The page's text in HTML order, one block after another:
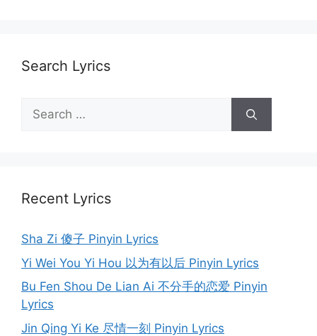
Search Lyrics
Search
for:
Recent Lyrics
Sha Zi 傻子 Pinyin Lyrics
Yi Wei You Yi Hou 以为有以后 Pinyin Lyrics
Bu Fen Shou De Lian Ai 不分手的恋爱 Pinyin
Lyrics
Jin Qing Yi Ke 尽情一刻 Pinyin Lyrics